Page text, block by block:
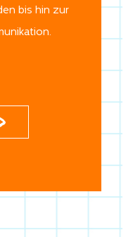
bis hin zur